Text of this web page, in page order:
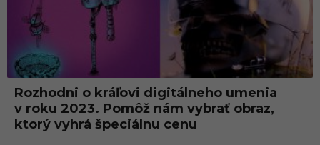
e
s
Rozhodni o kráľovi digitálneho umenia
v roku 2023. Pomôž nám vybrať obraz,
ktorý vyhrá špeciálnu cenu